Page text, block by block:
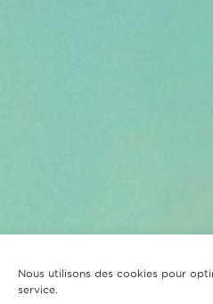
Nous utilisons des cookies pour
service.